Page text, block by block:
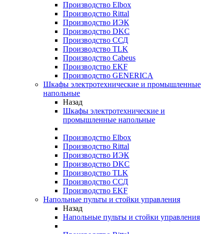
Производство Elbox
Производство Rittal
Производство ИЭК
Производство DKC
Производство ССД
Производство TLK
Производство Cabeus
Производство EKF
Производство GENERICA
Шкафы электротехнические и промышленные
напольные
Назад
Шкафы электротехнические и
промышленные напольные
Производство Elbox
Производство Rittal
Производство ИЭК
Производство DKC
Производство TLK
Производство ССД
Производство EKF
Напольные пульты и стойки управления
Назад
Напольные пульты и стойки управления